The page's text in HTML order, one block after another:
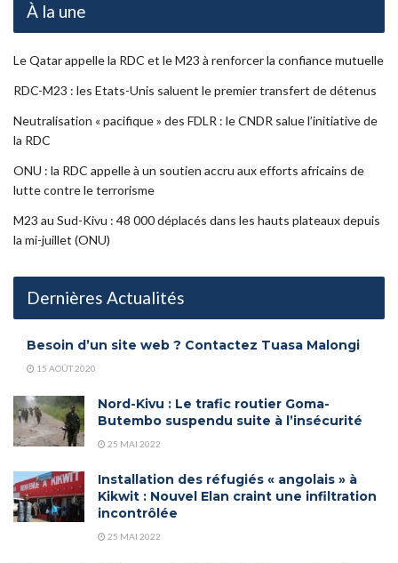
À la une
Le Qatar appelle la RDC et le M23 à renforcer la confiance mutuelle
RDC-M23 : les Etats-Unis saluent le premier transfert de détenus
Neutralisation « pacifique » des FDLR : le CNDR salue l’initiative de
la RDC
ONU : la RDC appelle à un soutien accru aux efforts africains de
lutte contre le terrorisme
M23 au Sud-Kivu : 48 000 déplacés dans les hauts plateaux depuis
la mi-juillet (ONU)
Dernières Actualités
Besoin d’un site web ? Contactez Tuasa Malongi
15 AOÛT 2020
Nord-Kivu : Le trafic routier Goma-
Butembo suspendu suite à l’insécurité
25 MAI 2022
Installation des réfugiés « angolais » à
Kikwit : Nouvel Elan craint une infiltration
incontrôlée
25 MAI 2022